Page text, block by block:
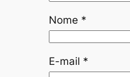
Nome *
E-mail *